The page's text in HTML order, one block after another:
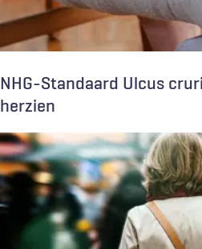
NHG-Standaard Ulcus
herzien